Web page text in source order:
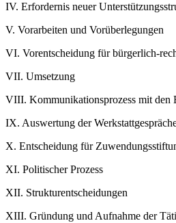
IV. Erfordernis neuer
V. Vorarbeiten und Vorüberlegungen
VI. Vorentscheidung für bürgerlich-
VII. Umsetzung
VIII. Kommunikationsprozess mit den
IX. Auswertung der
X. Entscheidung für
XI. Politischer Prozess
XII. Strukturentscheidungen
XIII. Gründung und Aufnahme der